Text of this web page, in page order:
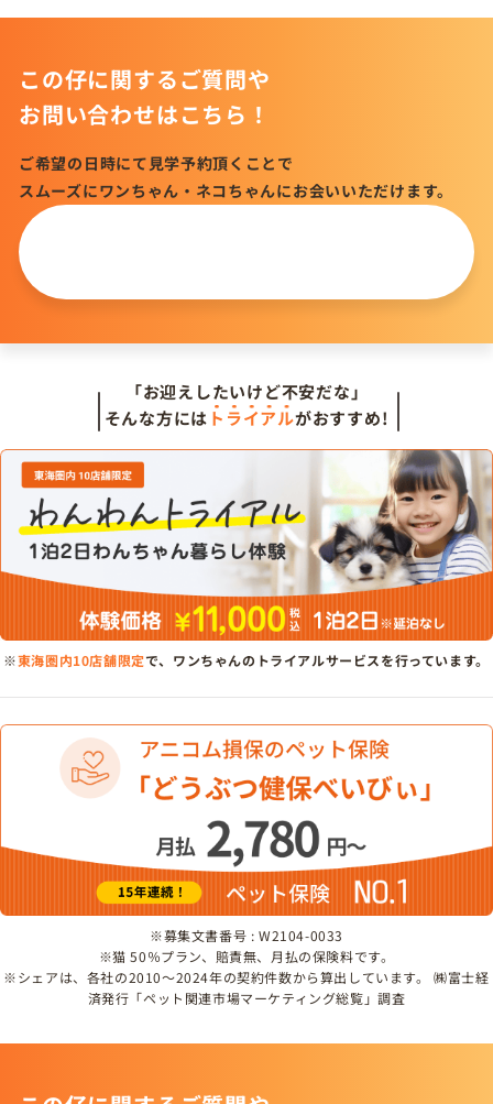
この仔に関するご質問や
お問い合わせはこちら！
ご希望の日時にて見学予約頂くことで
スムーズにワンちゃん・ネコちゃんにお会いいただけます。
「お迎えしたいけど不安だな」
そんな方には トライアルがおすすめ!
※東海圏内10店舗限定で、ワンちゃんのトライアルサービスを行っています。
※募集文書番号 : W2104-0033
※猫 50％プラン、賠責無、月払の保険料です。
※シェアは、各社の2010～2024年の契約件数から算出しています。 ㈱富士経
済発行「ペット関連市場マーケティング総覧」調査